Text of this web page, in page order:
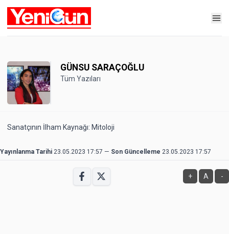
GÜNSU SARAÇOĞLU
Tüm Yazıları
Sanatçının İlham Kaynağı: Mitoloji
Yayınlanma Tarihi 23.05.2023 17:57 — Son Güncelleme 23.05.2023 17:57
+ A -